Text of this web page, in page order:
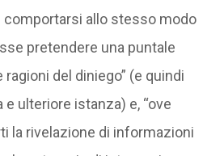
comportarsi allo stesso modo
pretendere una puntale
del diniego” (e quindi
ulteriore istanza) e, “ove
la rivelazione di informazioni